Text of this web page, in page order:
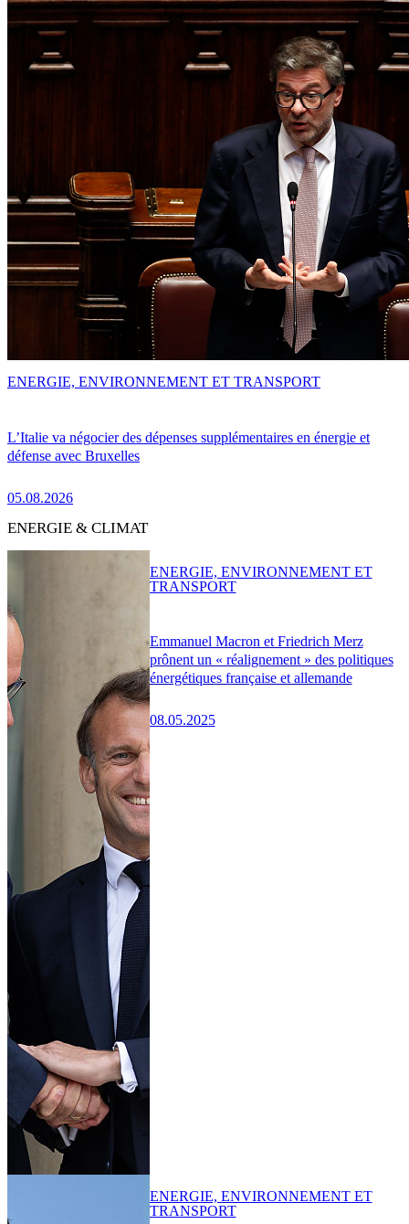
L’Italie va négocier des dépenses supplémentaires en énergie et
défense avec Bruxelles
05.08.2026
ENERGIE, ENVIRONNEMENT ET TRANSPORT
ENERGIE & CLIMAT
Emmanuel Macron et Friedrich Merz
prônent un « réalignement » des politiques
énergétiques française et allemande
08.05.2025
ENERGIE, ENVIRONNEMENT ET
TRANSPORT
ENERGIE, ENVIRONNEMENT ET
TRANSPORT